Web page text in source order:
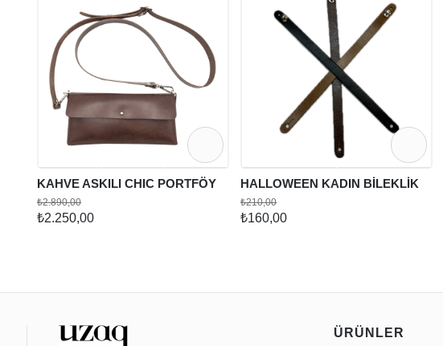
KAHVE ASKILI CHIC PORTFÖY
₺2.250,00
₺2.890,00
HALLOWEEN KADIN BİLEKLİK
₺160,00
₺210,00
ÜRÜNLER